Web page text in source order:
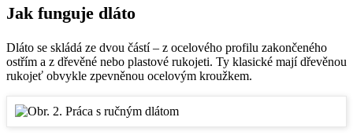
Jak funguje dláto
Dláto se skládá ze dvou částí – z ocelového profilu zakončeného
ostřím a z dřevěné nebo plastové rukojeti. Ty klasické mají dřevěnou
rukojeť obvykle zpevněnou ocelovým kroužkem.